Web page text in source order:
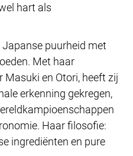
hart als
puurheid met
Met haar
en Otori, heeft zij
erkenning gekregen,
Haar filosofie:
ingrediënten en pure